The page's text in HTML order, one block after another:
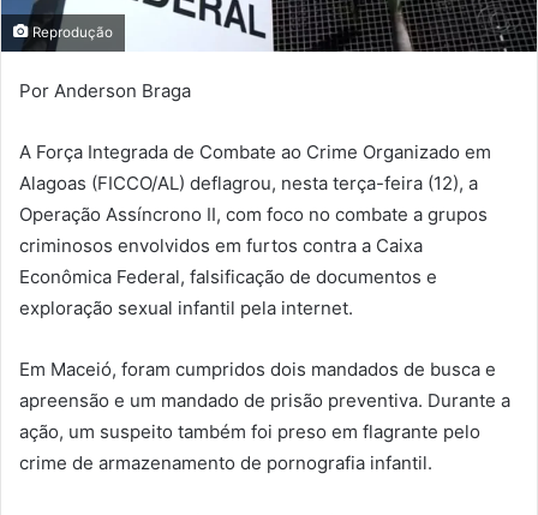
Reprodução
Por Anderson Braga
A Força Integrada de Combate ao Crime Organizado em
Alagoas (FICCO/AL) deflagrou, nesta terça-feira (12), a
Operação Assíncrono II, com foco no combate a grupos
criminosos envolvidos em furtos contra a Caixa
Econômica Federal, falsificação de documentos e
exploração sexual infantil pela internet.
Em Maceió, foram cumpridos dois mandados de busca e
apreensão e um mandado de prisão preventiva. Durante a
ação, um suspeito também foi preso em flagrante pelo
crime de armazenamento de pornografia infantil.